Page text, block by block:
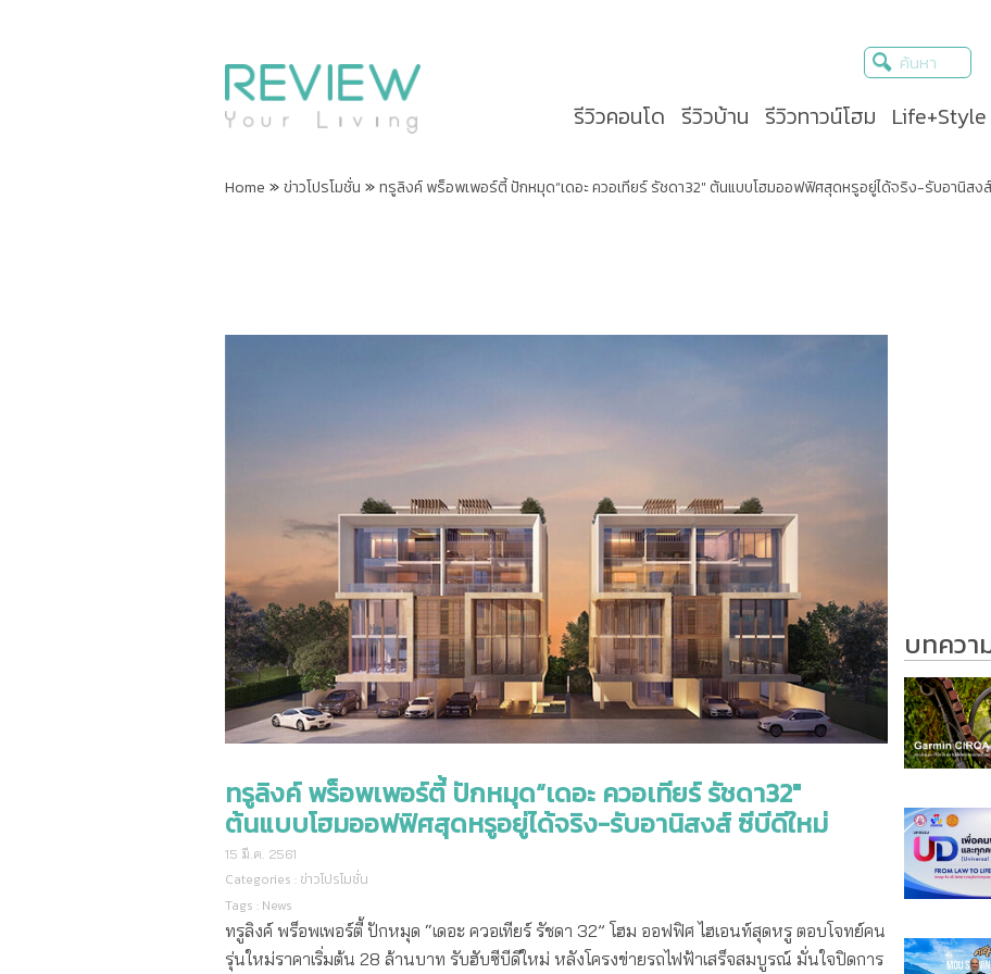
รีวิวคอนโด รีวิวบ้าน รีวิวทาวน์โฮม Life+Style
Home »ข่าวโปรโมชั่น »ทรูลิงค์ พร็อพเพอร์ตี้ ปักหมุด“เดอะ ควอเทียร์ รัชดา32″ ต้นแบบโฮมออฟฟิศสุดหรูอยู่ได้จริง-รับอานิสง
ทรูลิงค์ พร็อพเพอร์ตี้ ปักหมุด“เดอะ ควอเทียร์ รัชดา32″
ต้นแบบโฮมออฟฟิศสุดหรูอยู่ได้จริง-รับอานิสงส์ ซีบีดีใหม่
15 มี.ค. 2561
Categories : ข่าวโปรโมชั่น
Tags : News
ทรูลิงค์ พร็อพเพอร์ตี้ ปักหมุด “เดอะ ควอเทียร์ รัชดา 32” โฮม ออฟฟิศ ไฮเอนท์สุดหรู ตอบโจทย์คน
รุ่นใหม่ราคาเริ่มต้น 28 ล้านบาท รับฮับซีบีดีใหม่ หลังโครงข่ายรถไฟฟ้าเสร็จสมบูรณ์ มั่นใจปิดการ
บทควา